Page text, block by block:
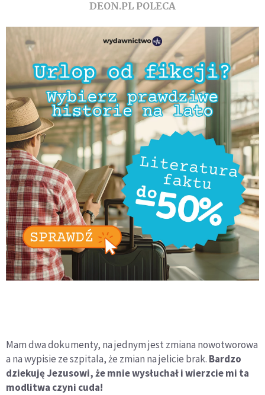
DEON.PL POLECA
Mam dwa dokumenty, na jednym jest zmiana nowotworowa
a na wypisie ze szpitala, że zmian na jelicie brak. Bardzo
dziekuję Jezusowi, że mnie wysłuchał i wierzcie mi ta
modlitwa czyni cuda!